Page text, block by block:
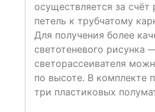
осуществляется за счёт
петель к трубчатому
Для получения более
светотеневого рисунка
светорассеивателя
по высоте. В комплекте
три пластиковых